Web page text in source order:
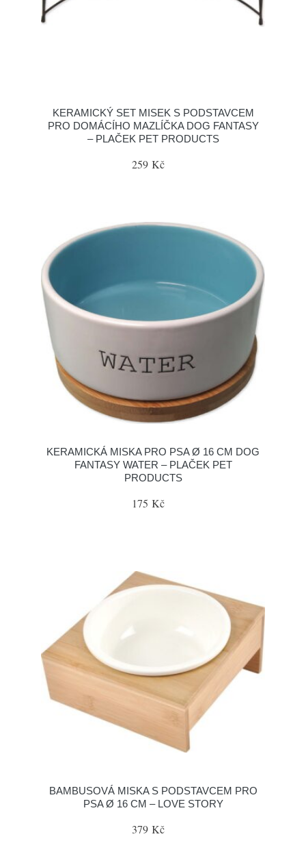
KERAMICKÝ SET MISEK S PODSTAVCEM
PRO DOMÁCÍHO MAZLÍČKA DOG FANTASY
– PLAČEK PET PRODUCTS
259 Kč
KERAMICKÁ MISKA PRO PSA Ø 16 CM DOG
FANTASY WATER – PLAČEK PET
PRODUCTS
175 Kč
BAMBUSOVÁ MISKA S PODSTAVCEM PRO
PSA Ø 16 CM – LOVE STORY
379 Kč